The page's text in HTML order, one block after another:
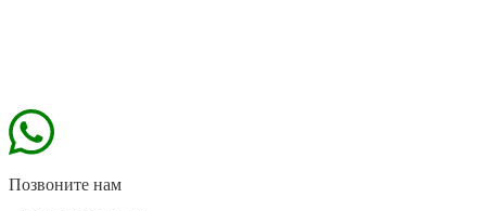
Позвоните нам